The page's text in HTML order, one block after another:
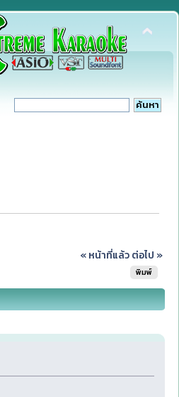
« หน้าที่แล้ว ต่อไป »
พิมพ์